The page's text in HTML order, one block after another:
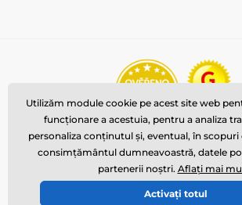
© 2026 www.reedog.ro ⦁ E-shop creat de
Utilizăm module cookie pe acest site web
funcționare a acestuia, pentru a analiza
personaliza conținutul și, eventual, în
consimțământul dumneavoastră, datele
partenerii noștri. Aflați mai
Activați totul